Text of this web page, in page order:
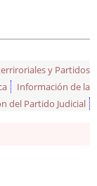
y Partidos
Información de la
del Partido Judicial